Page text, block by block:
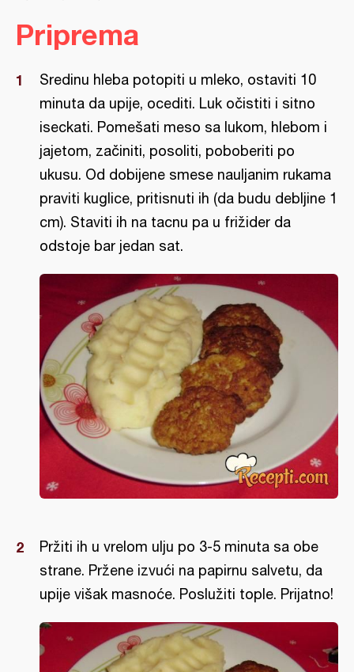
Priprema
Sredinu hleba potopiti u mleko, ostaviti 10
minuta da upije, ocediti. Luk očistiti i sitno
iseckati. Pomešati meso sa lukom, hlebom i
jajetom, začiniti, posoliti, poboberiti po
ukusu. Od dobijene smese nauljanim rukama
praviti kuglice, pritisnuti ih (da budu debljine 1
cm). Staviti ih na tacnu pa u frižider da
odstoje bar jedan sat.
Pržiti ih u vrelom ulju po 3-5 minuta sa obe
strane. Pržene izvući na papirnu salvetu, da
upije višak masnoće. Poslužiti tople. Prijatno!